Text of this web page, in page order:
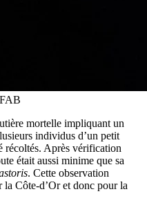
mortelle impliquant un
individus d’un petit
récoltés. Après vérification
était aussi minime que sa
. Cette observation
Côte-d’Or et donc pour la